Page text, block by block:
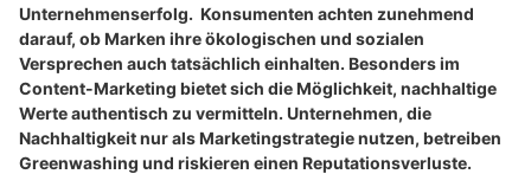
Unternehmenserfolg. Konsumenten achten zunehmend
darauf, ob Marken ihre ökologischen und sozialen
Versprechen auch tatsächlich einhalten. Besonders im
Content-Marketing bietet sich die Möglichkeit, nachhaltige
Werte authentisch zu vermitteln. Unternehmen, die
Nachhaltigkeit nur als Marketingstrategie nutzen, betreiben
Greenwashing und riskieren einen Reputationsverluste.